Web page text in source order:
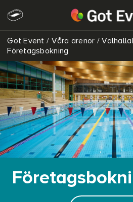
Got Event / Våra arenor /
Företagsbokning